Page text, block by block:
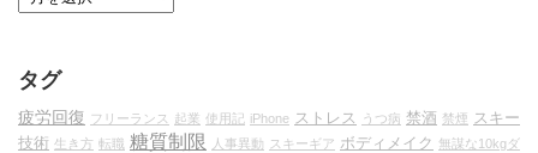
タグ
疲労回復 フリーランス 起業 使用記 iPhone ストレス うつ病 禁酒 禁煙 スキー
技術 生き方 転職 糖質制限 人事異動 スキーギア ボディメイク 無謀な10kgダ